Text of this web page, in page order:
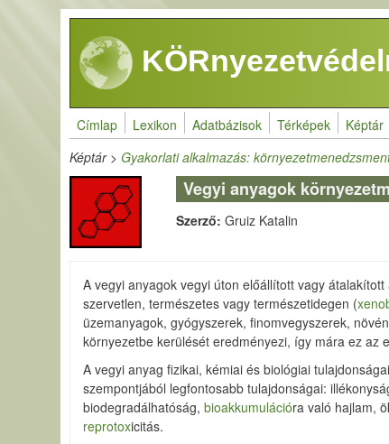
Ugrás a tartalomra
Címlap Lexikon Adatbázisok Térképek Képtár
Képtár>Gyakorlati alkalmazás:
Vegyi anyagok
Szerző:Gruiz Katalin
A vegyi anyagok vegyi úton előállított vagy átalakított
szervetlen, természetes vagy természetidegen (
üzemanyagok, gyógyszerek, finomvegyszerek,
környezetbe kerülését eredményezi, így mára ez az
A vegyi anyag fizikai, kémiai és biológiai
szempontjából legfontosabb tulajdonságai:
biodegradálhatóság,bioakkumulációra való hajlam,
reprotoxicitás.